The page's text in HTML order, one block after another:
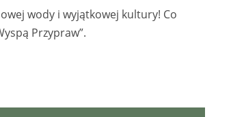
wody i wyjątkowej kultury! Co
Przypraw”.